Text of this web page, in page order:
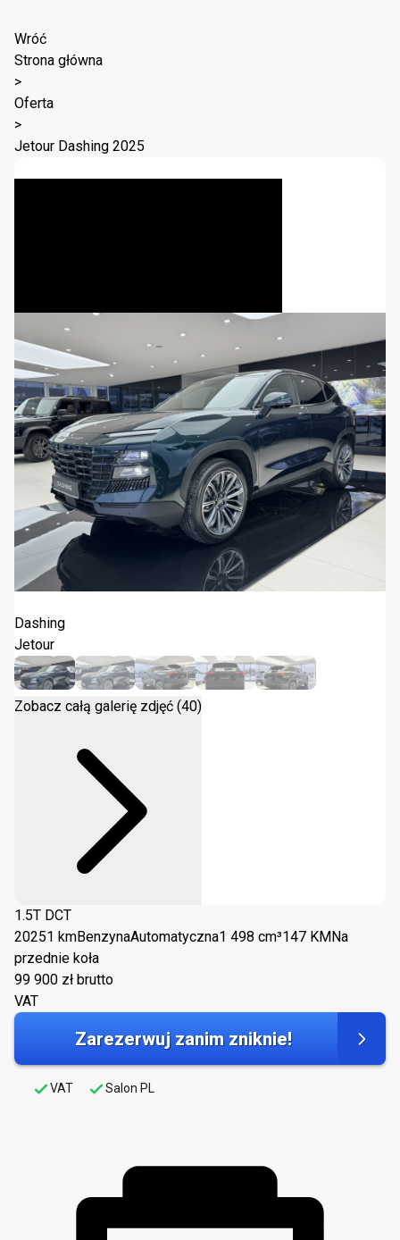
Wróć
Strona główna
>
Oferta
>
Jetour Dashing 2025
Jetour Dashing 1.5T DCT 2025
Dashing
Jetour
Zobacz całą galerię zdjęć (40)
1.5T DCT
20251 kmBenzynaAutomatyczna1 498 cm³147 KM Na
przednie koła
99 900 zł brutto
VAT
Zarezerwuj zanim zniknie!
VAT Salon PL